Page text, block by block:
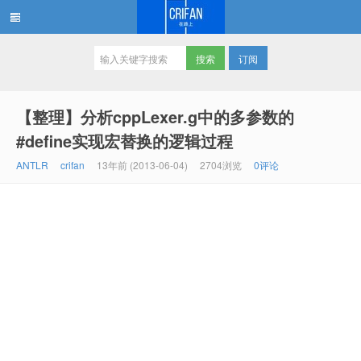
订阅
【整理】分析cppLexer.g中的多参数的
#define实现宏替换的逻辑过程
ANTLR crifan 13年前 (2013-06-04) 2704浏览 0评论